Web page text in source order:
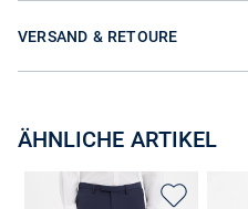
VERSAND & RETOURE
ÄHNLICHE ARTIKEL